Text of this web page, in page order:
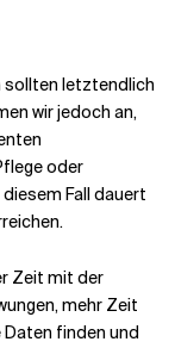
sollten letztendlich
wir jedoch an,
oder
Fall dauert
Zeit mit der
mehr Zeit
finden und